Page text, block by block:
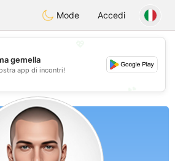
Dating
Mode Accedi
💕
gemella
app di incontri!